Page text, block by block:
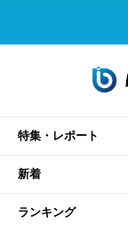
特集・レポート
新着
ランキング